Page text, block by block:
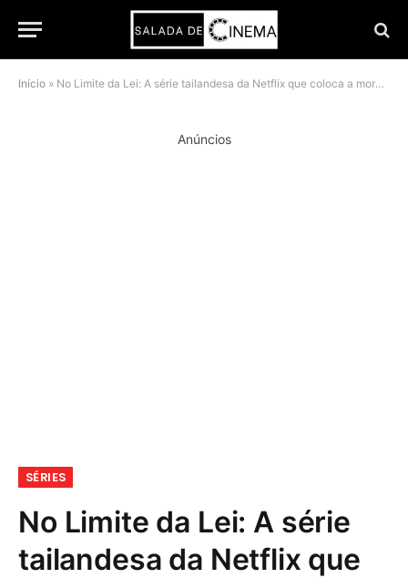
Início » No Limite da Lei: A série tailandesa da Netflix que coloca a moral no banco dos réus
Anúncios
SÉRIES
No Limite da Lei: A série
tailandesa da Netflix que